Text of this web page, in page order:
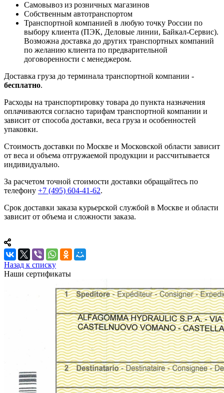
Самовывоз из розничных магазинов
Собственным автотранспортом
Транспортной компанией в любую точку России по
выбору клиента (ПЭК, Деловые линии, Байкал-Сервис).
Возможна доставка до других транспортных компаний
по желанию клиента по предварительной
договоренности с менеджером.
Доставка груза до терминала транспортной компании -
бесплатно.
Расходы на транспортировку товара до пункта назначения
оплачиваются согласно тарифам транспортной компании и
зависит от способа доставки, веса груза и особенностей
упаковки.
Стоимость доставки по Москве и Московской области зависит
от веса и объема отгружаемой продукции и рассчитывается
индивидуально.
За расчетом точной стоимости доставки обращайтесь по
телефону +7 (495) 604-41-62.
Срок доставки заказа курьерской службой в Москве и области
зависит от объема и сложности заказа.
Назад к списку
Наши сертификаты